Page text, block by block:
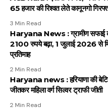
65 हजार की रिश्वत लेते कानूनगो
3 Min Read
Haryana News : ग्रामीण सफाई
2100 रुपये बढ़ा, 1 जुलाई 2026 से
प्रतिमाह
2 Min Read
Haryana news : हरियाणा की
जीतकर महिला वर्ग सिल्वर ट्राफी जीती
2 Min Read